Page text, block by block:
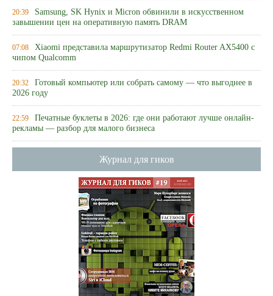
20:39 Samsung, SK Hynix и Micron обвинили в искусственном
завышении цен на оперативную память DRAM
07:08 Xiaomi представила маршрутизатор Redmi Router AX5400 с
чипом Qualcomm
20:32 Готовый компьютер или собрать самому — что выгоднее в
2026 году
22:59 Печатные буклеты в 2026: где они работают лучше онлайн-
рекламы — разбор для малого бизнеса
Журнал для гиков